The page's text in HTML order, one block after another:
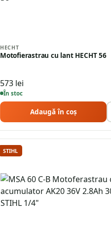
HECHT
Motofierastrau cu lant HECHT 56
573 lei
În stoc
Adaugă în coș
STIHL